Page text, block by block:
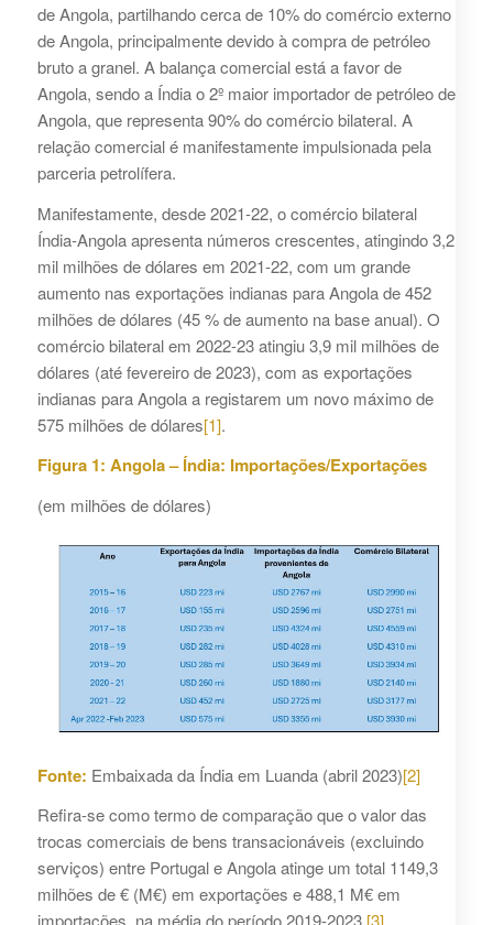
de Angola, partilhando cerca de 10% do comércio externo
de Angola, principalmente devido à compra de petróleo
bruto a granel. A balança comercial está a favor de
Angola, sendo a Índia o 2º maior importador de petróleo de
Angola, que representa 90% do comércio bilateral. A
relação comercial é manifestamente impulsionada pela
parceria petrolífera.
Manifestamente, desde 2021-22, o comércio bilateral
Índia-Angola apresenta números crescentes, atingindo 3,2
mil milhões de dólares em 2021-22, com um grande
aumento nas exportações indianas para Angola de 452
milhões de dólares (45 % de aumento na base anual). O
comércio bilateral em 2022-23 atingiu 3,9 mil milhões de
dólares (até fevereiro de 2023), com as exportações
indianas para Angola a registarem um novo máximo de
575 milhões de dólares[1].
Figura 1: Angola – Índia: Importações/Exportações
(em milhões de dólares)
Fonte: Embaixada da Índia em Luanda (abril 2023)[2]
Refira-se como termo de comparação que o valor das
trocas comerciais de bens transacionáveis (excluindo
serviços) entre Portugal e Angola atinge um total 1149,3
milhões de € (M€) em exportações e 488,1 M€ em